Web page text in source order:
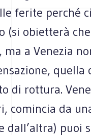
ferite perché
(si obietterà
a Venezia
di rottura.
comincia da
dall’altra)